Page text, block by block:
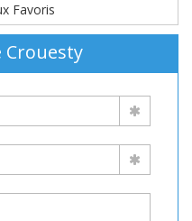
Favoris
Crouesty